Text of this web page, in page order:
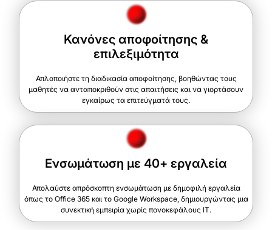
Κανόνες αποφοίτησης &
επιλεξιμότητα
Απλοποιήστε τη διαδικασία αποφοίτησης, βοηθώντας τους
μαθητές να ανταποκριθούν στις απαιτήσεις και να γιορτάσουν
εγκαίρως τα επιτεύγματά τους.
Ενσωμάτωση με 40+ εργαλεία
Απολαύστε απρόσκοπτη ενσωμάτωση με δημοφιλή εργαλεία
όπως το Office 365 και το Google Workspace, δημιουργώντας μια
συνεκτική εμπειρία χωρίς πονοκεφάλους IT.